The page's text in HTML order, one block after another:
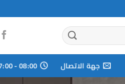
جهة الاتصال 08:00 - 17:00